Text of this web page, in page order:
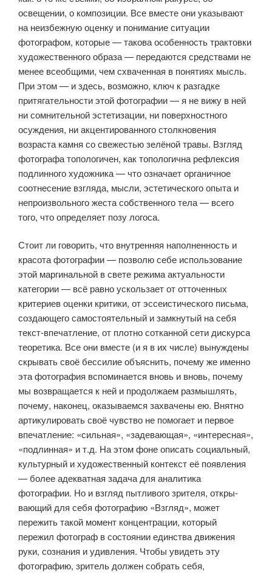
освещении, о композиции. Все вместе они указывают
на неизбежную оценку и понимание ситуации
фотографом, которые — такова особенность трактовки
художественного образа — пере­даются средствами не
менее всеобщими, чем схваченная в понятиях мысль.
При этом — и здесь, возможно, ключ к разгадке
притягательности этой фото­графии — я не вижу в ней
ни сомнительной эстетизации, ни поверхностного
осуждения, ни акцентированного столкновения
возраста камня со свежестью зелёной травы. Взгляд
фотографа топологичен, как топологична рефлексия
подлинного художника — что означает органичное
соотнесение взгляда, мысли, эстетического опыта и
непроизвольного жеста собственного тела — всего
того, что определяет позу логоса.
Стоит ли говорить, что внутренняя наполненность и
красота фотогра­фии — позволю себе использование
этой маргинальной в свете режима актуальности
категории — всё равно ускользает от отточенных
критериев оценки критики, от эссеистического письма,
создающего самостоятель­ный и замкнутый на себя
текст-впечатление, от плотно сотканной сети дискурса
теоретика. Все они вместе (и я в их числе) вынуждены
скрывать своё бессилие объяснить, почему же именно
эта фотография вспомина­ется вновь и вновь, почему
мы возвращается к ней и продолжаем размыш­лять,
почему, наконец, оказываемся захвачены ею. Внятно
артикулировать своё чувство не помогает и первое
впечатление: «сильная», «задевающая», «интересная»,
«подлинная» и т.д. На этом фоне описать социальный,
культурный и художественный контекст её появления
— более адекватная задача для аналитика
фотографии. Но и взгляд пытливого зрителя, откры­
вающий для себя фотографию «Взгляд», может
пережить такой момент концентрации, который
пережил фотограф в состоянии единства движе­ния
руки, сознания и удивления. Чтобы увидеть эту
фотографию, зритель должен собрать себя,